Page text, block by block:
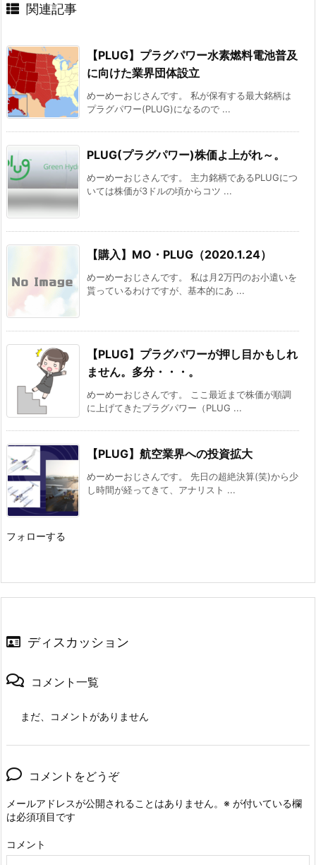
関連記事
【PLUG】プラグパワー水素燃料電池普及
に向けた業界団体設立
めーめーおじさんです。 私が保有する最大銘柄は
プラグパワー(PLUG)になるので ...
PLUG(プラグパワー)株価よ上がれ～。
めーめーおじさんです。 主力銘柄であるPLUGにつ
いては株価が3ドルの頃からコツ ...
【購入】MO・PLUG（2020.1.24）
めーめーおじさんです。 私は月2万円のお小遣いを
貰っているわけですが、基本的にあ ...
【PLUG】プラグパワーが押し目かもしれ
ません。多分・・・。
めーめーおじさんです。 ここ最近まで株価が順調
に上げてきたプラグパワー（PLUG ...
【PLUG】航空業界への投資拡大
めーめーおじさんです。 先日の超絶決算(笑)から少
し時間が経ってきて、アナリスト ...
フォローする
ディスカッション
コメント一覧
まだ、コメントがありません
コメントをどうぞ
メールアドレスが公開されることはありません。 ※ が付いている欄
は必須項目です
コメント